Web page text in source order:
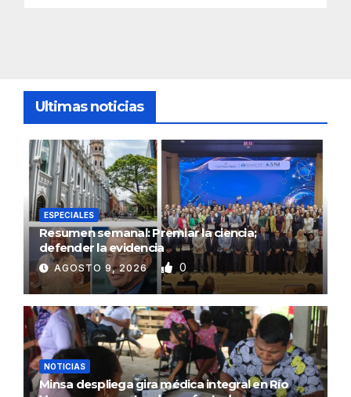
Ultimas noticias
ESPECIALES
Resumen semanal: Premiar la ciencia;
defender la evidencia
AGOSTO 9, 2026 0
NOTICIAS
Minsa despliega gira médica integral en Río